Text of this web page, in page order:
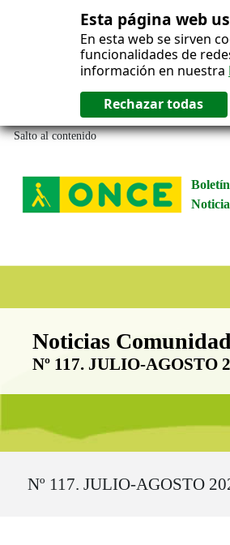
Esta página web
En esta web se sirven
funcionalidades de
información en nuestra
Salto al contenido
Boletín
Boletín Noticias
Noticias
Nº 117. JULIO-AGOSTO
Nº 117. JULIO-AGOSTO